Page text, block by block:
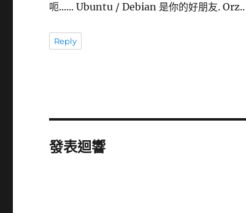
呃...... Ubuntu / Debian 是你的好朋友. Orz..
Reply
發表迴響